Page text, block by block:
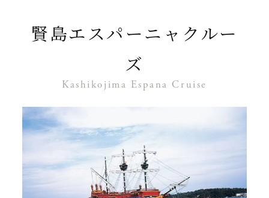
ホテルから 車で約30分
詳しくはこちら
賢島エスパーニャクルー
ズ
Kashikojima Espana Cruise